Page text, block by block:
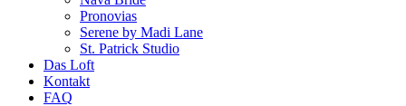
Pronovias
Serene by Madi Lane
St. Patrick Studio
Das Loft
Kontakt
FAQ